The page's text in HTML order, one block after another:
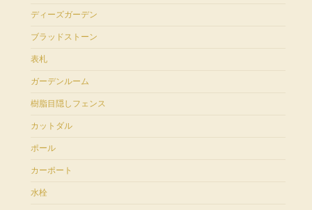
ディーズガーデン
ブラッドストーン
表札
ガーデンルーム
樹脂目隠しフェンス
カットダル
ポール
カーポート
水栓